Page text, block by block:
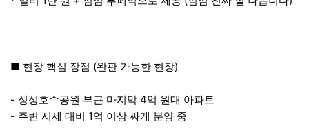
■ 현장 핵심 장점 (완판 가능한 현장)
- 성성호수공원 부근 마지막 4억 원대 아파트
- 주변 시세 대비 1억 이상 싸게 분양 중